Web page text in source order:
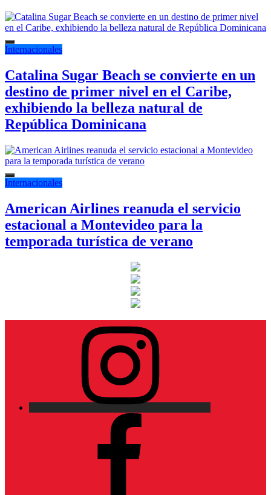
Internacionales
Catalina Sugar Beach se convierte en un
destino de primer nivel en el Caribe,
exhibiendo la belleza natural de
República Dominicana
Internacionales
American Airlines reanuda el servicio
estacional a Montevideo para la
temporada turística de verano